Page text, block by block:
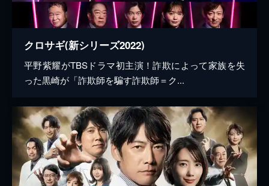
クロサギ(新シリーズ2022)
平野紫耀がTBSドラマ初主演！詐欺によって家族を失
った黒崎が「詐欺師を騙す詐欺師＝ク...